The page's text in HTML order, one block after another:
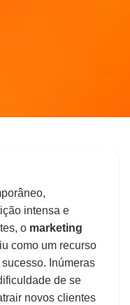
para
intensa e
o marketing
como um recurso
Inúmeras
de se
novos clientes